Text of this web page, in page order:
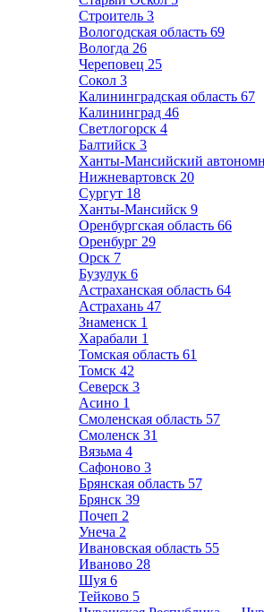
Строитель 3
Вологодская область 69
Вологда 26
Череповец 25
Сокол 3
Калининградская область 67
Калининград 46
Светлогорск 4
Балтийск 3
Ханты-Мансийский
Нижневартовск 20
Сургут 18
Ханты-Мансийск 9
Оренбургская область 66
Оренбург 29
Орск 7
Бузулук 6
Астраханская область 64
Астрахань 47
Знаменск 1
Харабали 1
Томская область 61
Томск 42
Северск 3
Асино 1
Смоленская область 57
Смоленск 31
Вязьма 4
Сафоново 3
Брянская область 57
Брянск 39
Почеп 2
Унеча 2
Ивановская область 55
Иваново 28
Шуя 6
Тейково 5